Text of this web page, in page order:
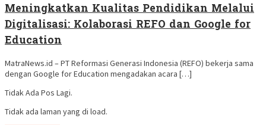
Meningkatkan Kualitas Pendidikan Melalui
Digitalisasi: Kolaborasi REFO dan Google for
Education
MatraNews.id – PT Reformasi Generasi Indonesia (REFO) bekerja sama
dengan Google for Education mengadakan acara […]
Tidak Ada Pos Lagi.
Tidak ada laman yang di load.